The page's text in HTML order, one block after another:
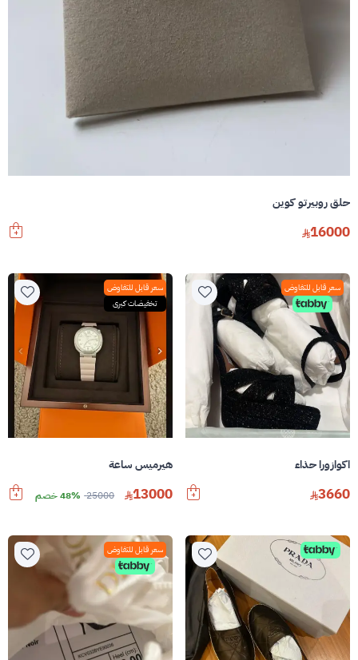
حلق روبيرتو كوين
16000
سعر قابل للتفاوض
اكوازورا حذاء
3660
سعر قابل للتفاوض
تخفيضات كبرى
هيرميس ساعة
13000
25000 48% خصم
سعر قابل للتفاوض